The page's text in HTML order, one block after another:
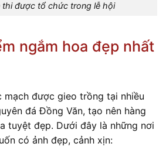
thi được tổ chức trong lễ hội
ngắm hoa đẹp nhất
mạch được gieo trồng tại nhiều
đá Đồng Văn, tạo nên hàng
tuyệt đẹp. Dưới đây là những nơi
có ảnh đẹp, cảnh xịn: